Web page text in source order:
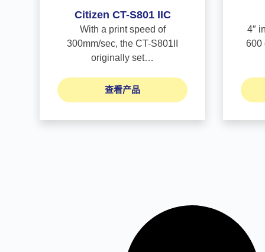
Citizen CT-S801 IIC
With a print speed of
300mm/sec, the CT-S801II
originally set…
查看产品
4″
600